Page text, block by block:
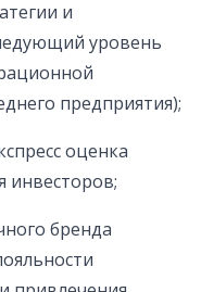
и
уровень
предприятия);
оценка
инвесторов;
бренда